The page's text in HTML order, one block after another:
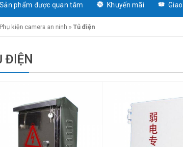
Sản phẩm được quan tâm Khuyến mãi
Phụ kiện camera an ninh » Tủ điện
ĐIỆN